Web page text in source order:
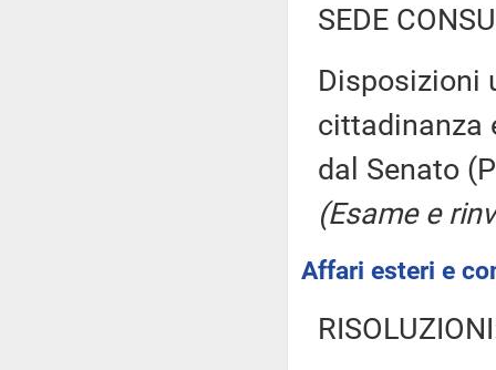
SEDE
Disposizioni
cittadinanza
dal Senato
(Esame e
Affari esteri e